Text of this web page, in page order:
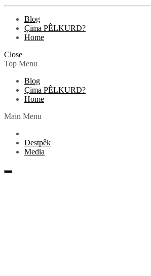
Blog
Çima PÊLKURD?
Home
Close
Top Menu
Blog
Çima PÊLKURD?
Home
Main Menu
Destpêk
Media